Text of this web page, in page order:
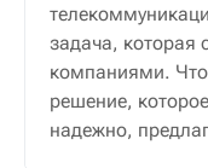
задача, которая
компаниями.
решение,
надежно,